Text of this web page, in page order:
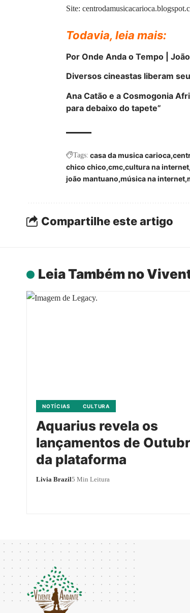
Site:
Todavia, leia mais:
Por Onde Anda o Tempo |
Diversos cineastas liberam
Ana Catão e a Cosmogonia
para debaixo do tapete”
Tags: casa da musica carioca
chico chico cmc cultura na internet
joão mantuano música na internet
Compartilhe este artigo
Leia Também no
NOTÍCIAS CULTURA
Aquarius revela os
lançamentos de
da plataforma
Livia Brazil5 Min Leitura